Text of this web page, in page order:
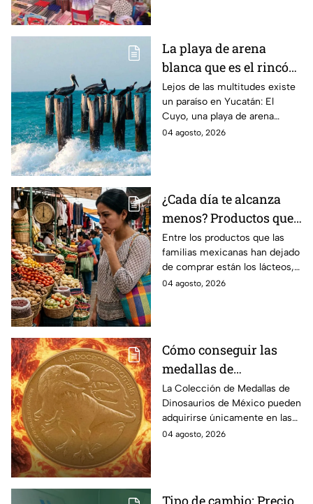
La playa de arena
blanca que es el rincón
escondido en la Costa
Esmeralda de Yucatán
y es ideal para las
vacaciones de verano
Lejos de las multitudes existe
un paraíso en Yucatán: El
Cuyo, una playa de arena
blanca en la Costa Esmeralda
04 agosto, 2026
¿Cada día te alcanza
menos? Productos que
la gente deja de
comprar para cubrir la
canasta básica en
México, según Anpec
Entre los productos que las
familias mexicanas han dejado
de comprar están los lácteos,
comida enlatada, pan de caja,
04 agosto, 2026
Cómo conseguir las
medallas de
Dinosaurios de México
La Colección de Medallas de
Dinosaurios de México pueden
adquirirse únicamente en las
tiendas físicas de la Casa de la
04 agosto, 2026
Tipo de cambio: Precio